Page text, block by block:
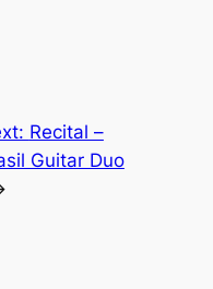
Recital –
Guitar Duo